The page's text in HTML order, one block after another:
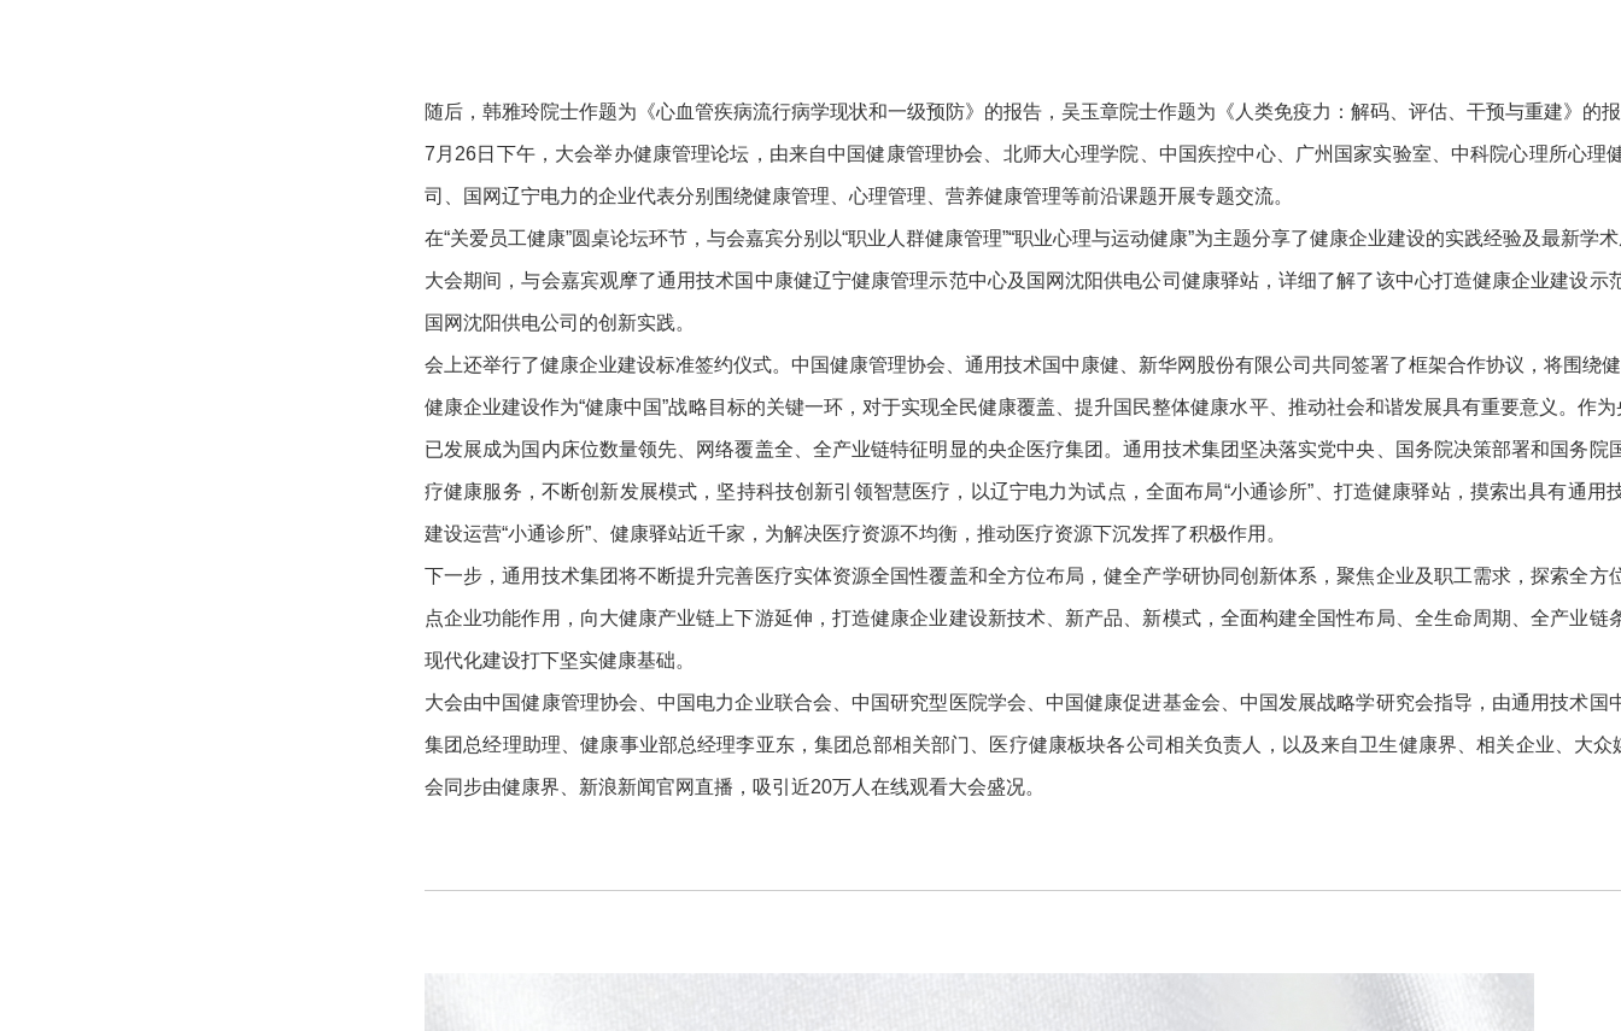
随后，韩雅玲院士作题为《心血管疾病流行病学现状和一级预防》的报告，吴玉章院士作题为《人类免疫力：解码、评估、干预与重建》的
7月26日下午，大会举办健康管理论坛，由来自中国健康管理协会、北师大心理学院、中国疾控中心、广州国家实验室、中科院心理所心
司、国网辽宁电力的企业代表分别围绕健康管理、心理管理、营养健康管理等前沿课题开展专题交流。
在“关爱员工健康”圆桌论坛环节，与会嘉宾分别以“职业人群健康管理”“职业心理与运动健康”为主题分享了健康企业建设的实践经验及最新学
大会期间，与会嘉宾观摩了通用技术国中康健辽宁健康管理示范中心及国网沈阳供电公司健康驿站，详细了解了该中心打造健康企业建设
国网沈阳供电公司的创新实践。
会上还举行了健康企业建设标准签约仪式。中国健康管理协会、通用技术国中康健、新华网股份有限公司共同签署了框架合作协议，将围绕
健康企业建设作为“健康中国”战略目标的关键一环，对于实现全民健康覆盖、提升国民整体健康水平、推动社会和谐发展具有重要意义。作
已发展成为国内床位数量领先、网络覆盖全、全产业链特征明显的央企医疗集团。通用技术集团坚决落实党中央、国务院决策部署和国务
疗健康服务，不断创新发展模式，坚持科技创新引领智慧医疗，以辽宁电力为试点，全面布局“小通诊所”、打造健康驿站，摸索出具有通
建设运营“小通诊所”、健康驿站近千家，为解决医疗资源不均衡，推动医疗资源下沉发挥了积极作用。
下一步，通用技术集团将不断提升完善医疗实体资源全国性覆盖和全方位布局，健全产学研协同创新体系，聚焦企业及职工需求，探索全
点企业功能作用，向大健康产业链上下游延伸，打造健康企业建设新技术、新产品、新模式，全面构建全国性布局、全生命周期、全产业
现代化建设打下坚实健康基础。
大会由中国健康管理协会、中国电力企业联合会、中国研究型医院学会、中国健康促进基金会、中国发展战略学研究会指导，由通用技术
集团总经理助理、健康事业部总经理李亚东，集团总部相关部门、医疗健康板块各公司相关负责人，以及来自卫生健康界、相关企业、大
会同步由健康界、新浪新闻官网直播，吸引近20万人在线观看大会盛况。